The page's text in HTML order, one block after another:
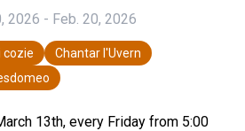
2026 - Feb. 20, 2026
cozie
Chantar l'Uvern
13th, every Friday from 5:00